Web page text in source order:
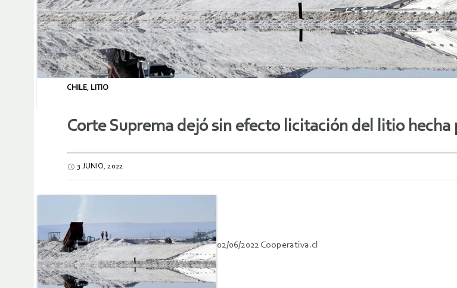
CHILE, LITIO
Corte Suprema dejó sin efecto licitación del litio hecha
3 JUNIO, 2022
02/06/2022 Cooperativa.cl